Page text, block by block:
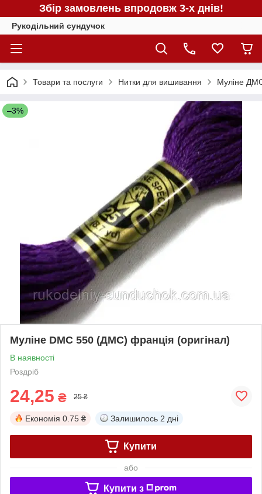
Збір замовлень впродовж 3-х днів!
Рукодільний сундучок
Товари та послуги Нитки для вишивання Муліне
–3%
Муліне DMC 550 (ДМС) франція (оригінал)
В наявності
Роздріб
24,25 ₴ 25 ₴
Економія 0.75 ₴ Залишилось 2 дні
Купити
або
Купити з